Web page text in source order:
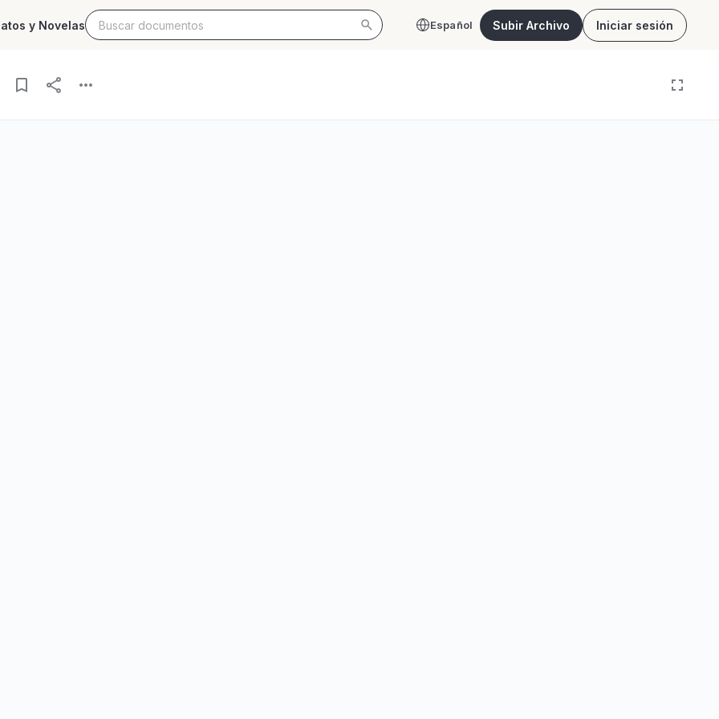
y Novelas Español Subir Archivo Iniciar sesión